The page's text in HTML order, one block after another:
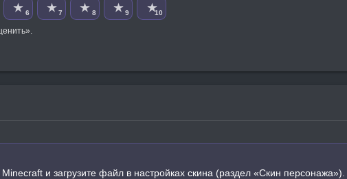
★ 6 ★ 7 ★ 8 ★ 9 ★10
и загрузите файл в настройках скина (раздел «Скин персонажа»).